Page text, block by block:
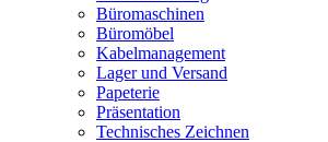
Büromaschinen
Büromöbel
Kabelmanagement
Lager und Versand
Papeterie
Präsentation
Technisches Zeichnen